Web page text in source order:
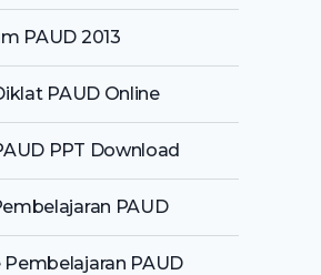
PAUD 2013
PAUD Online
PPT Download
PAUD
PAUD